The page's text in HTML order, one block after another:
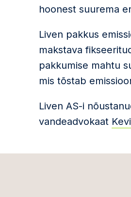
hoonest suurema
Liven pakkus
makstava
pakkumise mahtu
mis tõstab
Liven AS-i
vandeadvokaat